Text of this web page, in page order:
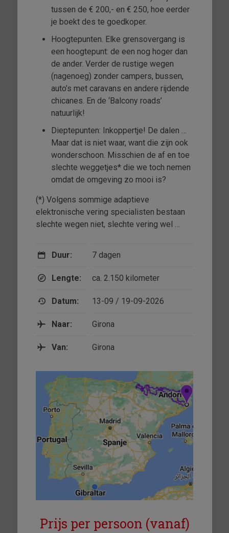
tussen de € 200,- en € 250, hoe eerder
je boekt des te goedkoper.
Hoogtepunten. Elke grensovergang is
een hoogtepunt: de een nog hoger dan
de ander. Verder de rustige wegen
(nagenoeg) zonder campers, bussen,
auto’s met caravans en andere rijdende
chicanes. En de ‘Balcony roads’
natuurlijk!
Dieptepunten: Inkoppertje! De dalen …
Maar dat is niet waar, want die zijn ook
wonderschoon. Misschien de af en toe
slechte weggetjes* die we toch nemen
omdat de omgeving zo mooi is?
(*) Volgens sommige adaptieve
elektronische vering specialisten bestaan
slechte wegen niet, slechte vering wel …
Duur: 7 dagen
Lengte: ca. 2.150 kilometer
Datum: 13-09 / 19-09-2026
Naar: Girona
Van: Girona
Prijs per persoon (vanaf)